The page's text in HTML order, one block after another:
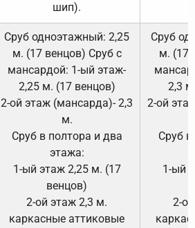
шип).
Сруб одноэтажный: 2,25
м. (17 венцов) Сруб с
мансардой: 1-ый этаж-
2,25 м. (17 венцов)
2-ой этаж (мансарда)- 2,3
м.
Сруб в полтора и два
этажа:
1-ый этаж 2,25 м. (17
венцов)
2-ой этаж 2,3 м.
каркасные аттиковые
Сруб
м. (17
2,3
2-ой
Сруб
1-ый
2-